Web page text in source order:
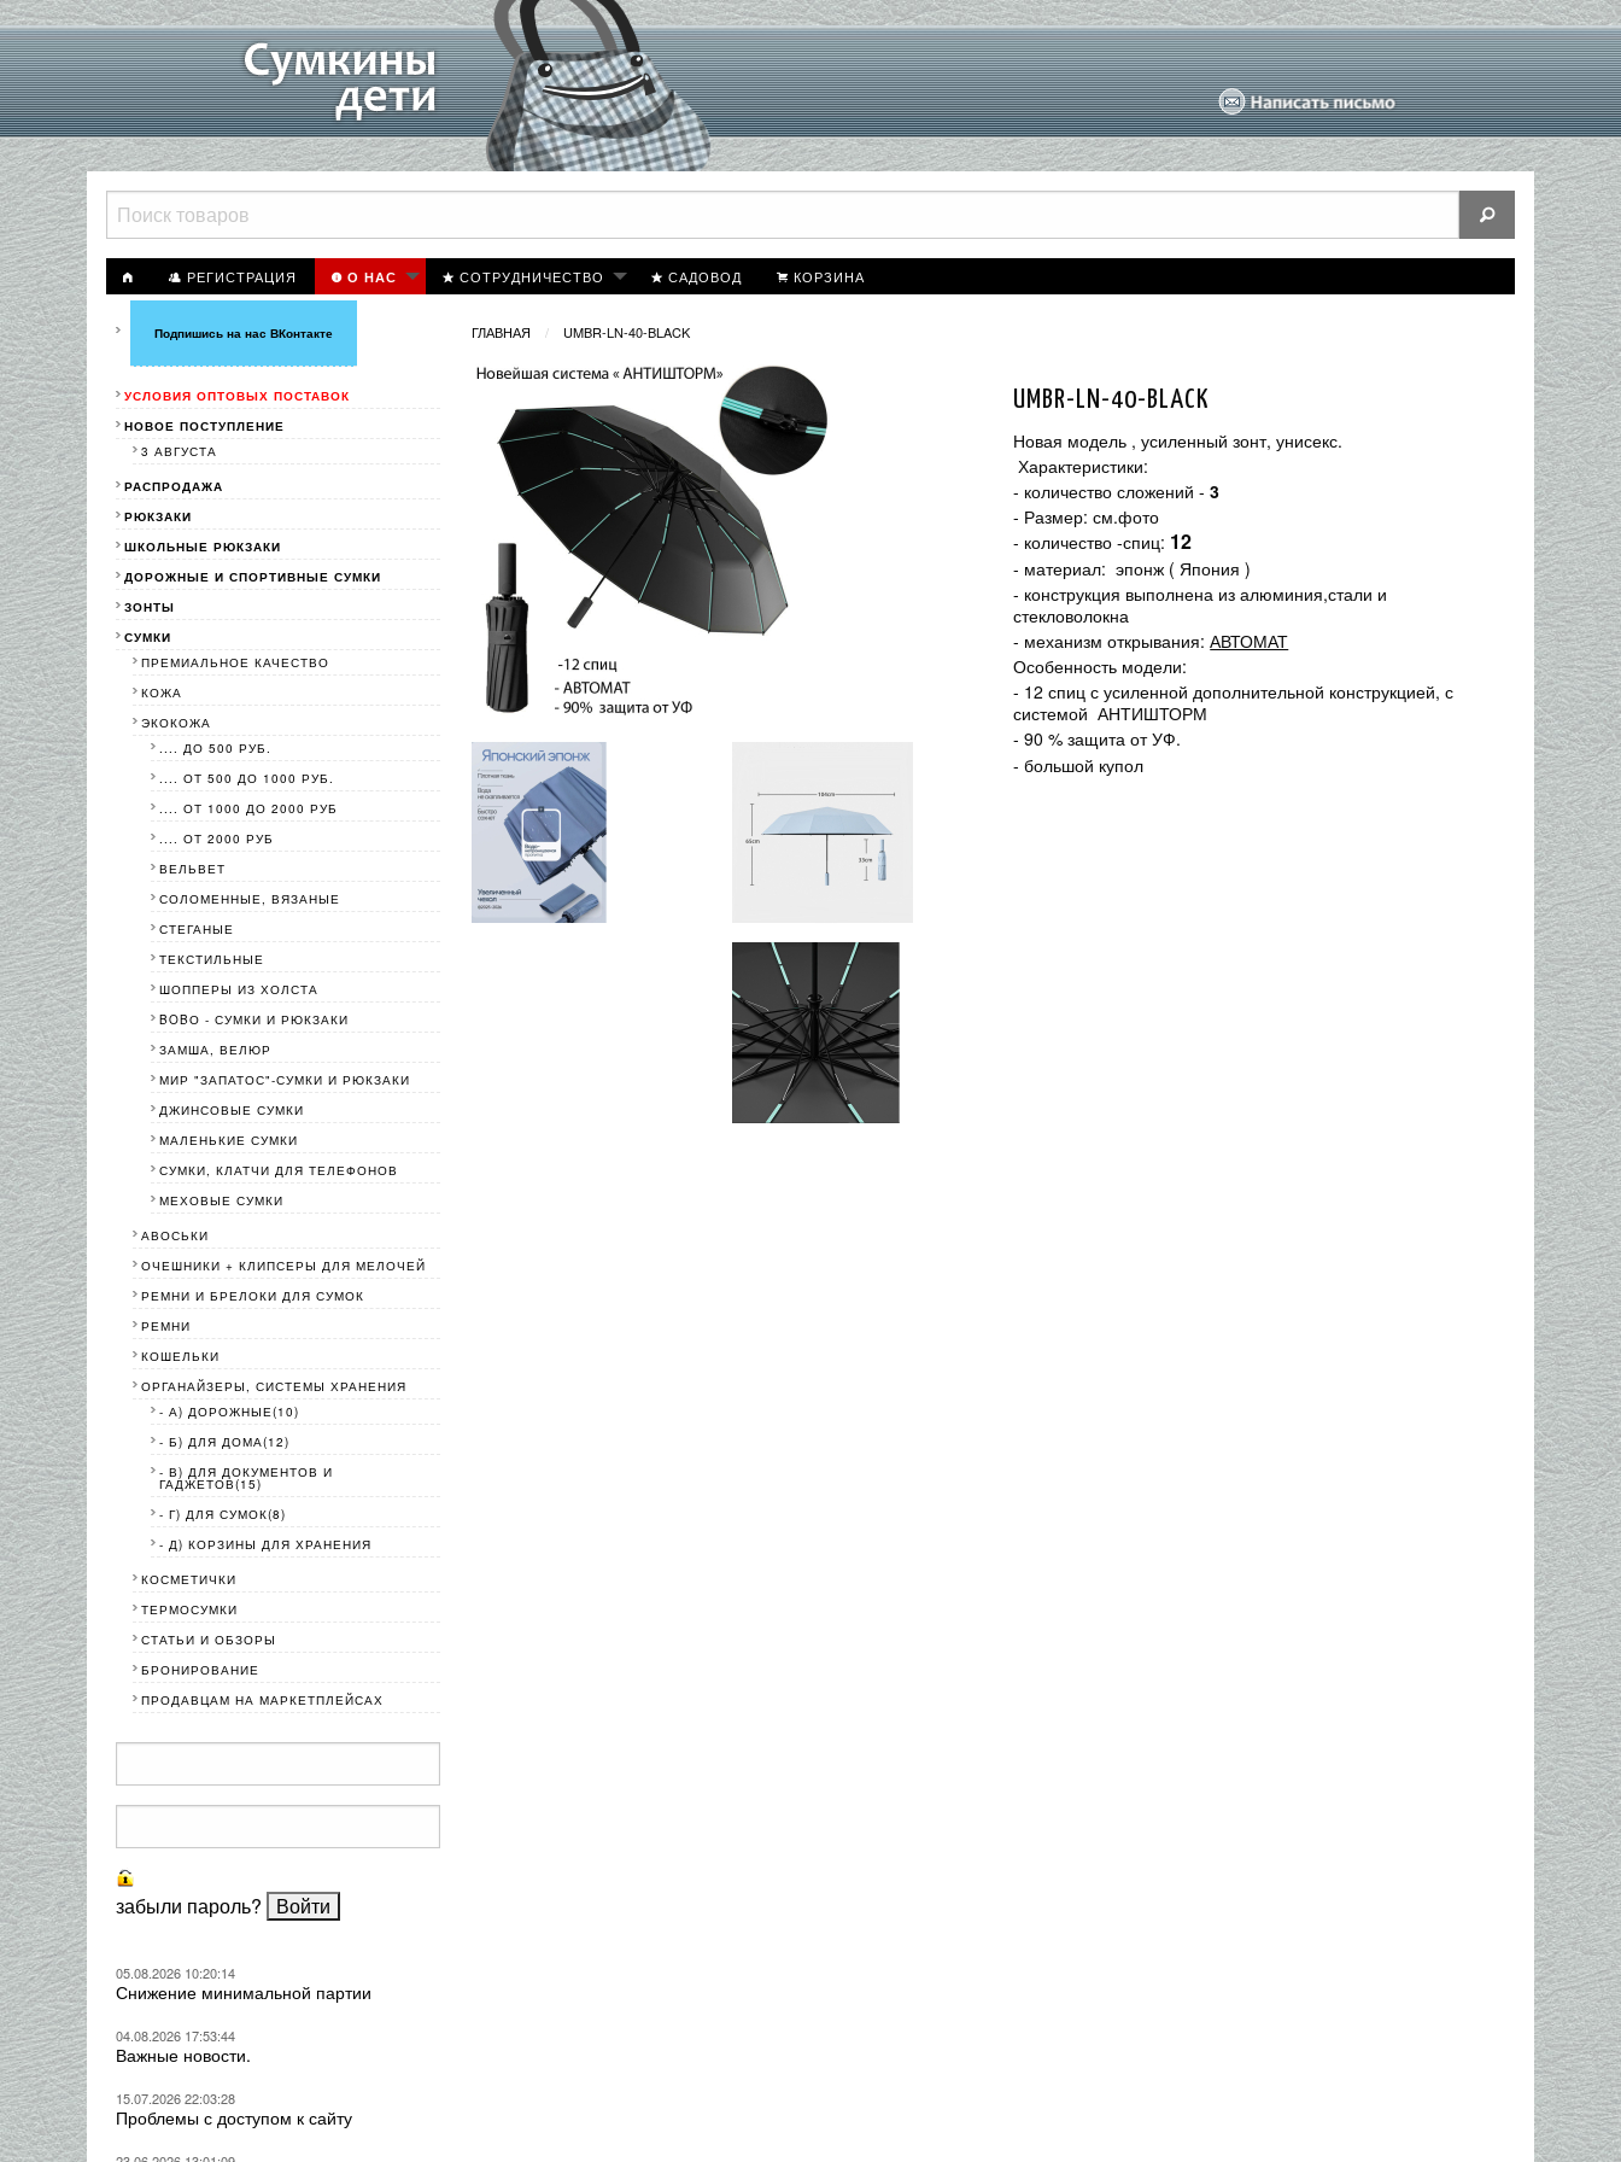
РЕГИСТРАЦИЯ О НАС СОТРУДНИЧЕСТВО САДОВОД КОРЗИНА
ГЛАВНАЯ UMBR-LN-40-BLACK
UMBR-LN-40-BLACK
Новая модель , усиленный зонт, унисекс.
Характеристики:
- количество сложений -3
- Размер: см.фото
- количество -спиц: 12
- материал: эпонж ( Япония )
- конструкция выполнена из алюминия,стали и
стекловолокна
- механизм открывания:АВТОМАТ
Особенность модели:
- 12 спиц с усиленной дополнительной конструкцией, с
системой АНТИШТОРМ
- 90 % защита от УФ.
- большой купол
Подпишись на нас ВКонтакте
УСЛОВИЯ ОПТОВЫХ ПОСТАВОК
НОВОЕ ПОСТУПЛЕНИЕ
3 АВГУСТА
РАСПРОДАЖА
РЮКЗАКИ
ШКОЛЬНЫЕ РЮКЗАКИ
ДОРОЖНЫЕ И СПОРТИВНЫЕ СУМКИ
ЗОНТЫ
СУМКИ
ПРЕМИАЛЬНОЕ КАЧЕСТВО
КОЖА
ЭКОКОЖА
.... ДО 500 РУБ.
.... ОТ 500 ДО 1000 РУБ.
.... ОТ 1000 ДО 2000 РУБ
.... ОТ 2000 РУБ
ВЕЛЬВЕТ
СОЛОМЕННЫЕ, ВЯЗАНЫЕ
СТЕГАНЫЕ
ТЕКСТИЛЬНЫЕ
ШОППЕРЫ ИЗ ХОЛСТА
BOBО - СУМКИ И РЮКЗАКИ
ЗАМША, ВЕЛЮР
МИР "ЗАПАТОС"-СУМКИ И РЮКЗАКИ
ДЖИНСОВЫЕ СУМКИ
МАЛЕНЬКИЕ СУМКИ
СУМКИ, КЛАТЧИ ДЛЯ ТЕЛЕФОНОВ
МЕХОВЫЕ СУМКИ
АВОСЬКИ
ОЧЕШНИКИ + КЛИПСЕРЫ ДЛЯ МЕЛОЧЕЙ
РЕМНИ И БРЕЛОКИ ДЛЯ СУМОК
РЕМНИ
КОШЕЛЬКИ
ОРГАНАЙЗЕРЫ, СИСТЕМЫ ХРАНЕНИЯ
- А) ДОРОЖНЫЕ(10)
- Б) ДЛЯ ДОМА(12)
- В) ДЛЯ ДОКУМЕНТОВ И
ГАДЖЕТОВ(15)
- Г) ДЛЯ СУМОК(8)
- Д) КОРЗИНЫ ДЛЯ ХРАНЕНИЯ
КОСМЕТИЧКИ
ТЕРМОСУМКИ
СТАТЬИ И ОБЗОРЫ
БРОНИРОВАНИЕ
ПРОДАВЦАМ НА МАРКЕТПЛЕЙСАХ
забыли пароль?
05.08.2026 10:20:14
Снижение минимальной партии
04.08.2026 17:53:44
Важные новости.
15.07.2026 22:03:28
Проблемы с доступом к сайту